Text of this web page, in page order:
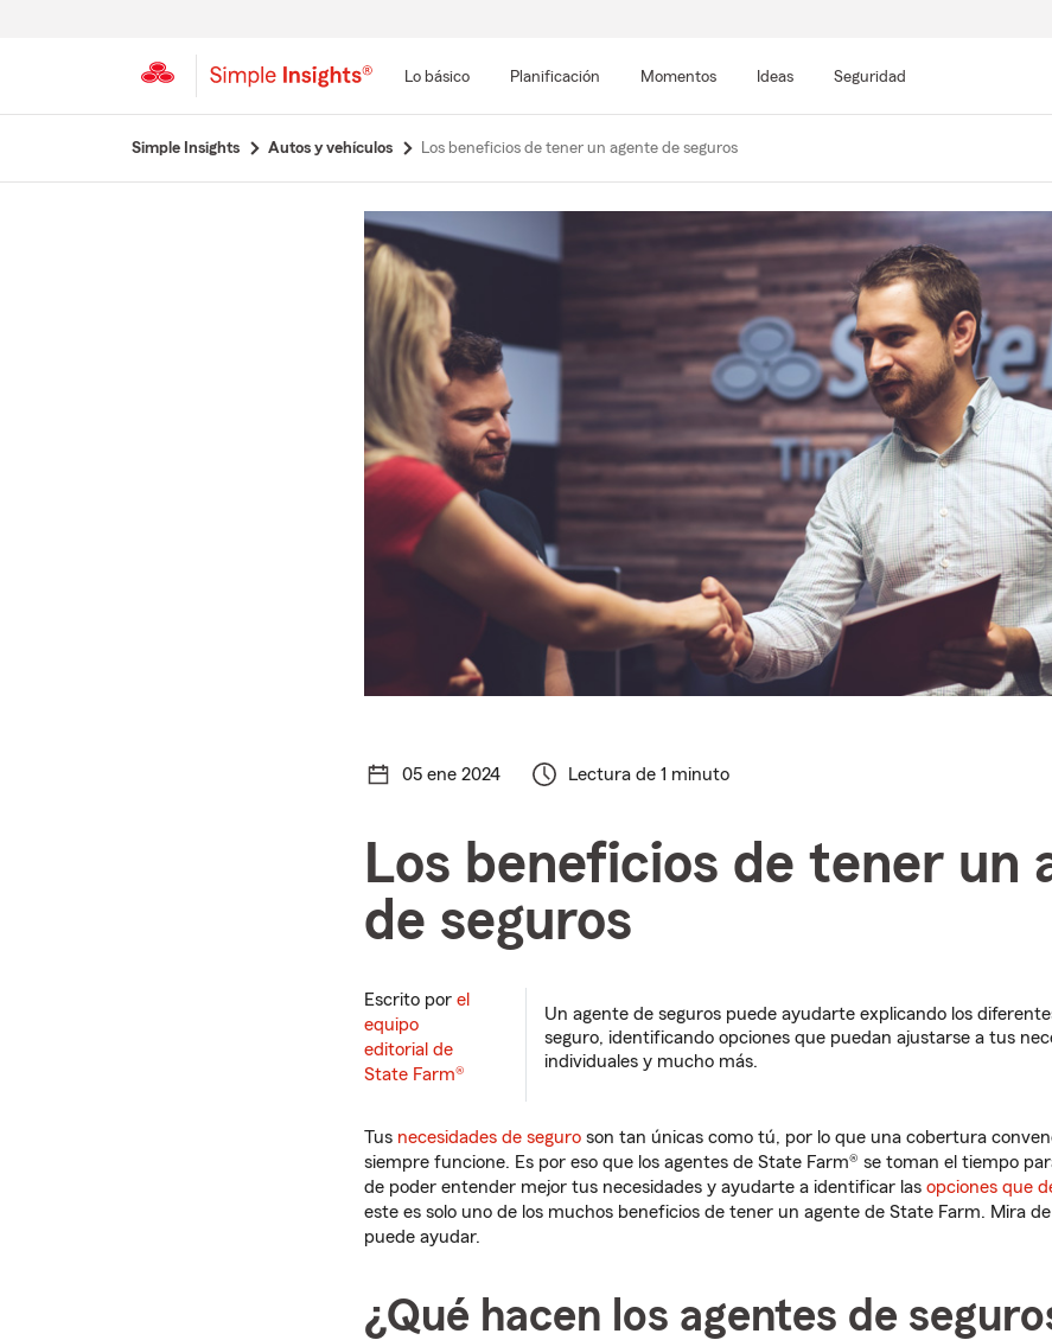
Lo básico Planificación Momentos Ideas Seguridad
Simple Insights Autos y vehículos Los beneficios de tener un agente de seguros
05 ene 2024 Lectura de 1 minuto
Los beneficios de tener un
de seguros
Escrito por el
equipo
editorial de
State Farm®
Un agente de seguros puede ayudarte explicando los
seguro, identificando opciones que puedan ajustarse a tus
individuales y mucho más.
Tus necesidades de seguro son tan únicas como tú, por lo que una cobertura
siempre funcione. Es por eso que los agentes de State Farm® se toman el tiempo
de poder entender mejor tus necesidades y ayudarte a identificar las opciones que
este es solo uno de los muchos beneficios de tener un agente de State Farm. Mira
puede ayudar.
¿Qué hacen los agentes de